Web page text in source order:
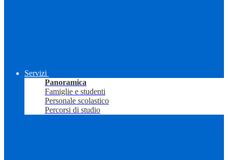
Servizi
Panoramica
Famiglie e studenti
Personale scolastico
Percorsi di studio